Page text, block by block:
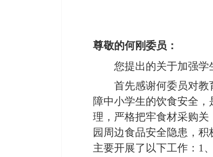
尊敬的何刚委员：
您提出的关于加强学
首先感谢何委员对教
障中小学生的饮食安全，
理 ， 严格把牢食材采购关
园周边食品安全隐患， 积
主要开展了以下工作： 1、